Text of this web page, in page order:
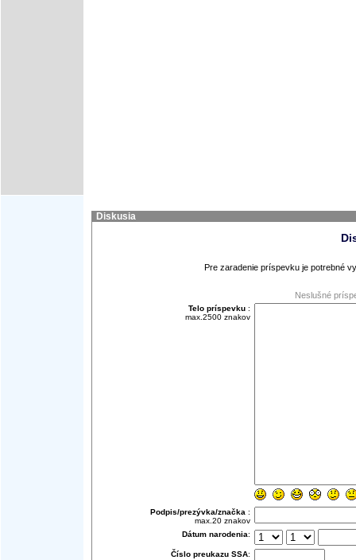
Diskusia
Pre zaradenie príspevku je potrebné
Neslušné
Telo príspevku:
max.2500 znakov
Podpis/prezývka/značka :
max.20 znakov
Dátum narodenia:
Číslo preukazu SSA: